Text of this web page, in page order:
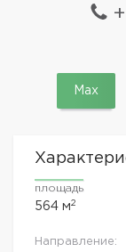
Max
площадь
564 м2
Направление: